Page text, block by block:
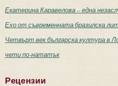
Екатерина Каравелова – една
Ехо от съвременната бразилска
Четвърт век българска култура в
чети по-нататък
Рецензии